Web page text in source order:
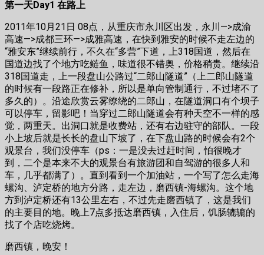
第一天Day1 在路上
2011年10月21日 08点，从重庆市永川区出发，永川—>成渝
高速—>成都三环—>成雅高速，在快到雅安的时候不走左边的
“雅安东”继续前行，不久在“多营”下道，上318国道，然后在
国道边找了个地方吃鲢鱼，味道很不错奥，价格稍贵。继续沿
318国道走，上一段盘山公路过“二郎山隧道”（上二郎山隧道
的时候有一段路正在修补，所以是单向管制通行，不过堵不了
多久的）。沿途欣赏云雾缭绕的二郎山，在隧道洞口有个坝子
可以停车，留影吧！当穿过二郎山隧道会有种天空不一样的感
觉，两重天。出洞口就是收费站，还有右边驻守的部队。一段
小上坡后就是长长的盘山下坡了，在下盘山路的时候会有2个
观景台，我们没停车（ps：一是没去过赶时间，怕很晚才
到，二个是本来不大的观景台有旅游团和自驾游的很多人和
车，几乎都满了）。直到看到一个加油站，一个写了怎么走海
螺沟、泸定桥的地方分路，走左边，磨西镇-海螺沟。这个地
方到泸定桥还有13公里左右，不过先走磨西镇了，这是我们
的主要目的地。晚上7点多抵达磨西镇，入住后，饥肠辘辘的
找了个店吃烧烤。
磨西镇，晚安！